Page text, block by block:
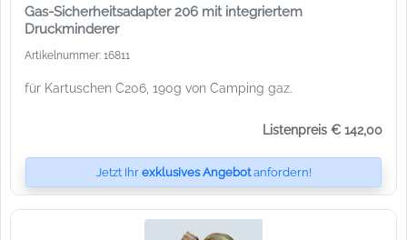
Gas-Sicherheitsadapter 206 mit integriertem
Druckminderer
Artikelnummer: 16811
für Kartuschen C206, 190g von Camping gaz.
Listenpreis € 142,00
Jetzt Ihr exklusives Angebotanfordern!